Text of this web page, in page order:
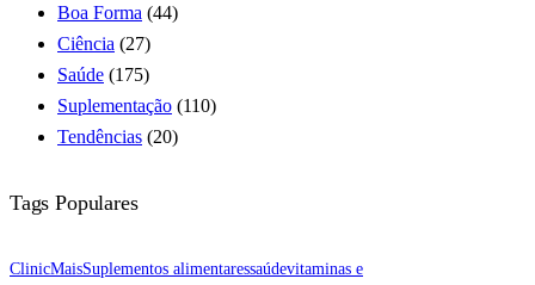
Boa Forma (44)
Ciência (27)
Saúde (175)
Suplementação (110)
Tendências (20)
Tags Populares
ClinicMaisSuplementos alimentaressaúdevitaminas e